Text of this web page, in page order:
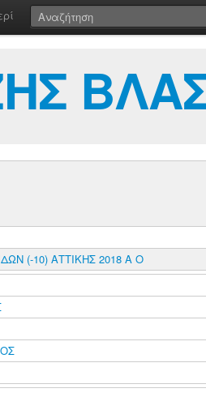
(-10) ΑΤΤΙΚΗΣ 2018 Α Ο